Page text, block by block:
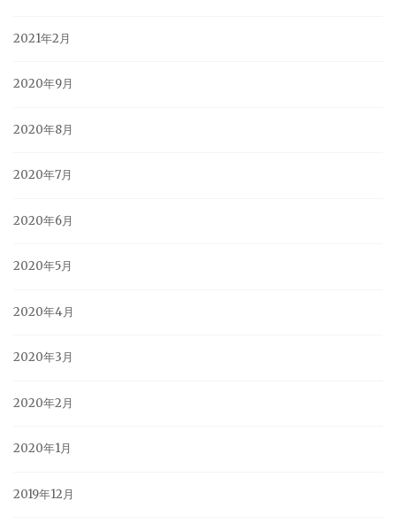
2021年2月
2020年9月
2020年8月
2020年7月
2020年6月
2020年5月
2020年4月
2020年3月
2020年2月
2020年1月
2019年12月